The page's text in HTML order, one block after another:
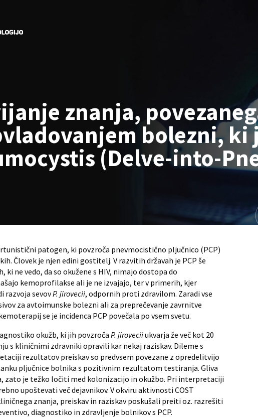
znanja,
bolezni, ki
(Delve-into-
patogen, ki povzroča pnevmocistično pljučnico (PCP)
Človek je njen edini gostitelj. V razvitih državah je PCP še
ne vedo, da so okužene s HIV, nimajo dostopa do
kemoprofilakse ali je ne izvajajo, ter v primerih, kjer
razvoja sevovP. jirovecii, odpornih proti zdravilom. Zaradi vse
za avtoimunske bolezni ali za preprečevanje zavrnitve
se je incidenca PCP povečala po vsem svetu.
okužb, ki jih povzroča P. jiroveciiukvarja že več kot 20
s kliničnimi zdravniki opravili kar nekaj raziskav. Dileme s
rezultatov preiskav so predvsem povezane z opredelitvijo
pljučnice bolnika s pozitivnim rezultatom testiranja. Gliva
zato je težko ločiti med kolonizacijo in okužbo. Pri interpretaciji
upoštevati več dejavnikov. V okviru aktivnosti COST
znanja, preiskav in raziskav poskušali preiti oz. razrešiti
diagnostiko in zdravljenje bolnikov s PCP.